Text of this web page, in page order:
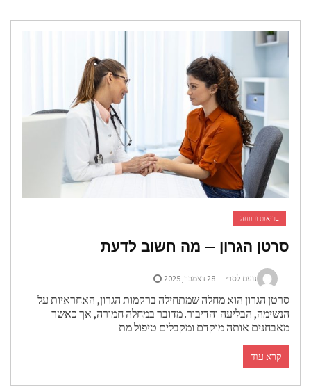
בריאות ורווחה
הגרון – מה חשוב לדעת
נועם לסרי 28 דצמבר, 2025
הגרון הוא מחלה שמתחילה ברקמות הגרון, האחראיות על
הבליעה והדיבור. מדובר במחלה חמורה, אך כאשר
אותה מוקדם ומקבלים טיפול מת
קרא עוד